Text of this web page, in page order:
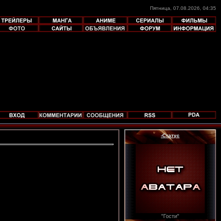
Пятница, 07.08.2026, 04:35
-Статус
"Гости"